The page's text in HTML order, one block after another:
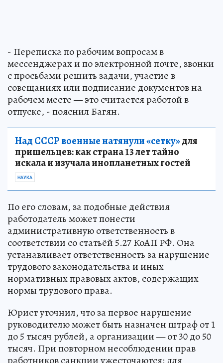
- Переписка по рабочим вопросам в
мессенджерах и по электронной почте, звонки
с просьбами решить задачи, участие в
совещаниях или подписание документов на
рабочем месте — это считается работой в
отпуске, - пояснил Багян.
Над СССР военные натянули «сетку»для
пришельцев: как страна 13 лет тайно
искала и изучала инопланетных гостей
НАУКА
По его словам, за подобные действия
работодатель может понести
административную ответственность в
соответствии со статьёй 5.27 КоАП РФ. Она
устанавливает ответственность за нарушение
трудового законодательства и иных
нормативных правовых актов, содержащих
нормы трудового права.
Юрист уточнил, что за первое нарушение
руководителю может быть назначен штраф от 1
до 5 тысяч рублей, а организации — от 30 до 50
тысяч. При повторном несоблюдении прав